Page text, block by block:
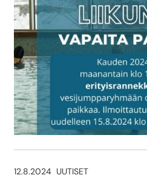
12.8.2024 UUTISET